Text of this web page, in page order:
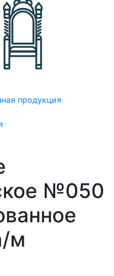
продукция
№050
м